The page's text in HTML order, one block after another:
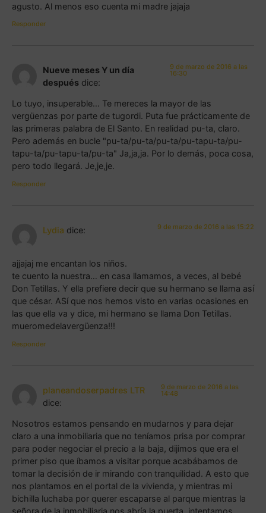
agusto. Al menos eso cuenta mi madre jajaja
Responder
Nueve meses Y un día
después dice:
9 de marzo de 2016 a las
16:30
Lo tuyo, insuperable… Te mereces la mayor de las
vergüenzas por parte de tugordi. Puta fue prácticamente de
las primeras palabra de El Santo. En realidad pu-ta, claro.
Pero además en bucle "pu-ta/pu-ta/pu-ta/pu-tapu-ta/pu-
tapu-ta/pu-tapu-ta/pu-ta" Ja,ja,ja. Por lo demás, poca cosa,
pero todo llegará. Je,je,je.
Responder
Lydia dice: 9 de marzo de 2016 a las 15:22
ajjajaj me encantan los niños.
te cuento la nuestra… en casa llamamos, a veces, al bebé
Don Tetillas. Y ella prefiere decir que su hermano se llama así
que césar. ASí que nos hemos visto en varias ocasiones en
las que ella va y dice, mi hermano se llama Don Tetillas.
mueromedelavergüenza!!!
Responder
planeandoserpadres LTR
dice:
9 de marzo de 2016 a las
14:48
Nosotros estamos pensando en mudarnos y para dejar
claro a una inmobiliaria que no teníamos prisa por comprar
para poder negociar el precio a la baja, dijimos que era el
primer piso que íbamos a visitar porque acabábamos de
tomar la decisión de ir mirando con tranquilidad. A esto que
nos plantamos en el portal de la vivienda, y mientras mi
bichilla luchaba por querer escaparse al parque mientras la
señora de la inmobiliaria nos abría la puerta, intentamos